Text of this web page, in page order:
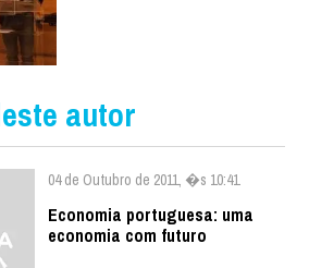
autor
04 de Outubro de 2011, �s 10:41
Economia portuguesa: uma
economia com futuro